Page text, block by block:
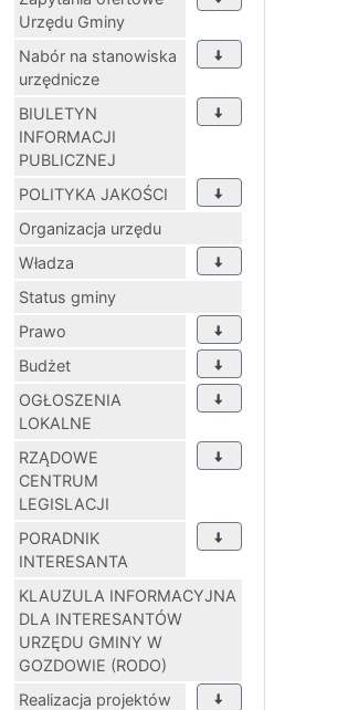
Urzędu Gminy
Nabór na stanowiska
urzędnicze
BIULETYN
INFORMACJI
PUBLICZNEJ
POLITYKA JAKOŚCI
Organizacja urzędu
Władza
Status gminy
Prawo
Budżet
OGŁOSZENIA
LOKALNE
RZĄDOWE
CENTRUM
LEGISLACJI
PORADNIK
INTERESANTA
KLAUZULA INFORMACYJNA
DLA INTERESANTÓW
URZĘDU GMINY W
GOZDOWIE (RODO)
Realizacja projektów